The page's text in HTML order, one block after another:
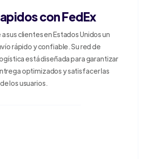
con FedEx
sus clientes en Estados Unidos un
rápido y confiable. Su red de
está diseñada para garantizar
optimizados y satisfacer las
los usuarios.